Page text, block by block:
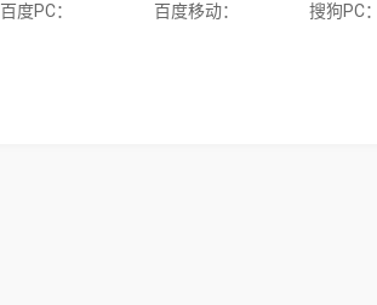
百度PC： 百度移动： 搜狗PC：